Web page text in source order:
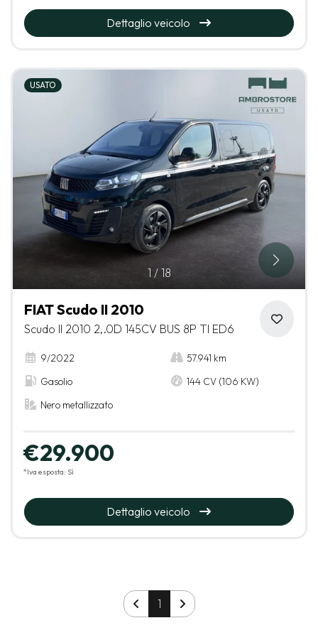
Dettaglio veicolo
1 / 18
USATO
FIAT Scudo II 2010
Scudo II 2010 2,.0D 145CV BUS 8P TI ED6
9/2022
57.941 km
Gasolio
144 CV (106 KW)
Nero metallizzato
€29.900
*Iva esposta: Sì
Dettaglio veicolo
1